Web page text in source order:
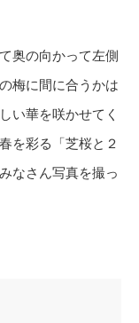
奥の向かって左側
梅に間に合うかは
い華を咲かせてく
を彩る「芝桜と２
なさん写真を撮っ